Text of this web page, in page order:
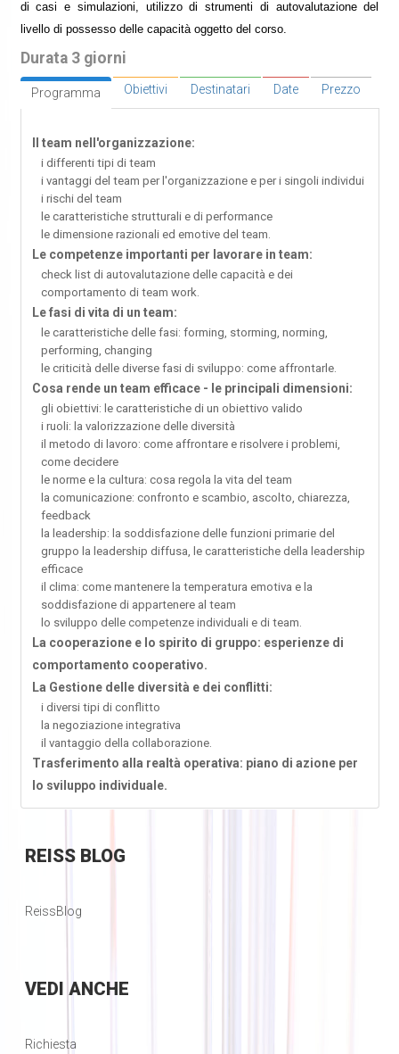
di casi e simulazioni, utilizzo di strumenti di autovalutazione del
livello di possesso delle capacità oggetto del corso.
Durata 3 giorni
Programma Obiettivi Destinatari Date Prezzo
Il team nell'organizzazione:
i differenti tipi di team
i vantaggi del team per l'organizzazione e per i singoli individui
i rischi del team
le caratteristiche strutturali e di performance
le dimensione razionali ed emotive del team.
Le competenze importanti per lavorare in team:
check list di autovalutazione delle capacità e dei
comportamento di team work.
Le fasi di vita di un team:
le caratteristiche delle fasi: forming, storming, norming,
performing, changing
le criticità delle diverse fasi di sviluppo: come affrontarle.
Cosa rende un team efficace - le principali dimensioni:
gli obiettivi: le caratteristiche di un obiettivo valido
i ruoli: la valorizzazione delle diversità
il metodo di lavoro: come affrontare e risolvere i problemi,
come decidere
le norme e la cultura: cosa regola la vita del team
la comunicazione: confronto e scambio, ascolto, chiarezza,
feedback
la leadership: la soddisfazione delle funzioni primarie del
gruppo la leadership diffusa, le caratteristiche della leadership
efficace
il clima: come mantenere la temperatura emotiva e la
soddisfazione di appartenere al team
lo sviluppo delle competenze individuali e di team.
La cooperazione e lo spirito di gruppo: esperienze di
comportamento cooperativo.
La Gestione delle diversità e dei conflitti:
i diversi tipi di conflitto
la negoziazione integrativa
il vantaggio della collaborazione.
Trasferimento alla realtà operativa: piano di azione per
lo sviluppo individuale.
REISSBLOG
ReissBlog
VEDI ANCHE
Richiesta